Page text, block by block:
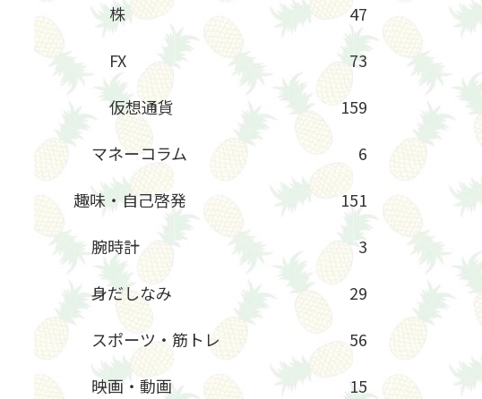
株
47
FX
73
仮想通貨
159
マネーコラム
6
趣味・自己啓発
151
腕時計
3
身だしなみ
29
スポーツ・筋トレ
56
映画・動画
15